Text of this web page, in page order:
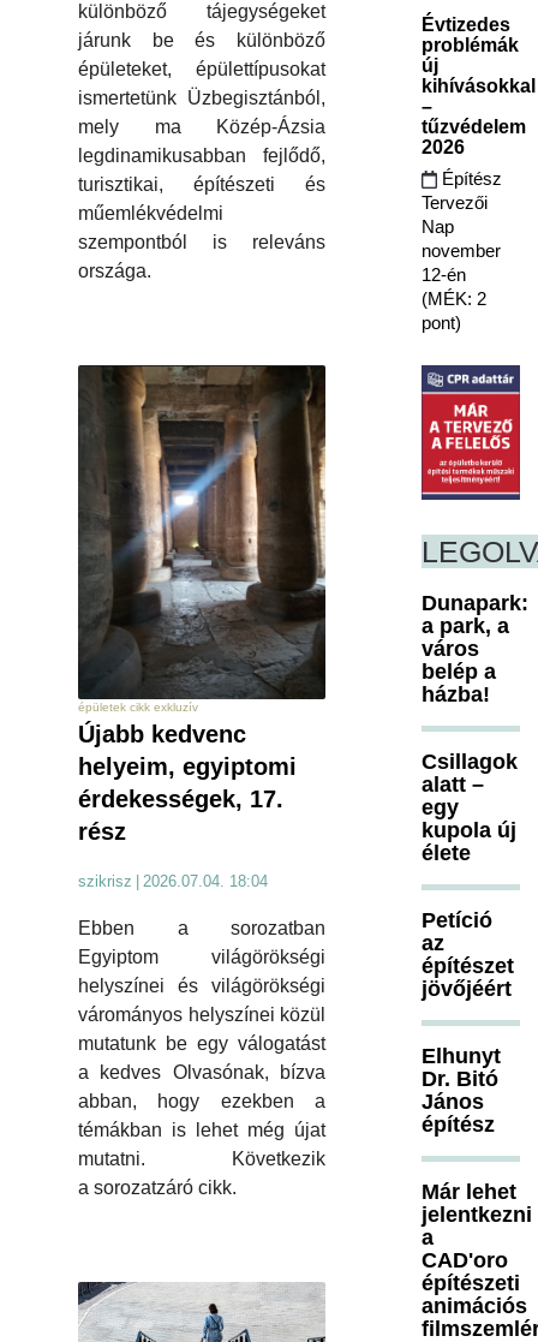
különböző tájegységeket
járunk be és különböző
épületeket, épülettípusokat
ismertetünk Üzbegisztánból,
mely ma Közép-Ázsia
legdinamikusabban fejlődő,
turisztikai, építészeti és
műemlékvédelmi
szempontból is releváns
országa.
épületek cikk exkluzív
Újabb kedvenc
helyeim, egyiptomi
érdekességek, 17.
rész
szikrisz 2026.07.04. 18:04
Ebben a sorozatban
Egyiptom világörökségi
helyszínei és világörökségi
várományos helyszínei közül
mutatunk be egy válogatást
a kedves Olvasónak, bízva
abban, hogy ezekben a
témákban is lehet még újat
mutatni. Következik
a sorozatzáró cikk.
Évtizedes
problémák
új
kihívásokkal
–
tűzvédelem
2026
Építész
Tervezői
Nap
november
12-én
(MÉK: 2
pont)
Dunapark:
a park, a
város
belép a
házba!
Csillagok
alatt –
egy
kupola új
élete
Petíció
az
építészet
jövőjéért
Elhunyt
Dr. Bitó
János
építész
Már lehet
jelentkezni
a
CAD'oro
építészeti
animációs